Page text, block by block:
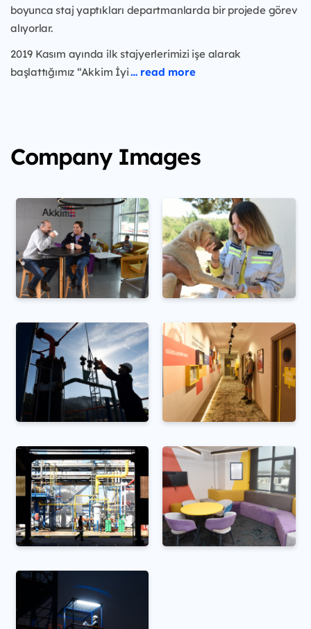
boyunca staj yaptıkları departmanlarda bir projede görev
alıyorlar.
2019 Kasım ayında ilk stajyerlerimizi işe alarak
başlattığımız “Akkim İyi… read more
Company Images